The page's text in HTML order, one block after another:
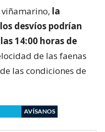
la
desvíos podrían
14:00 horas de
de las faenas
las condiciones de
AVÍSANOS